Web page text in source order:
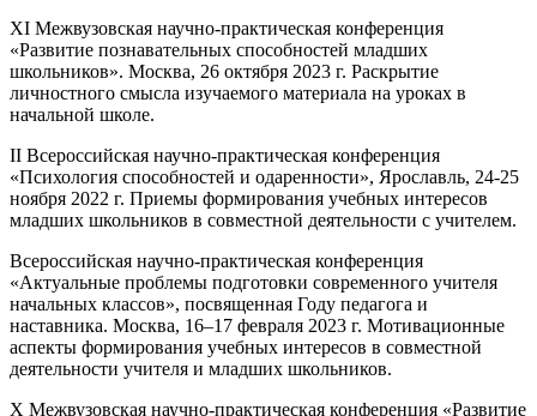
XI Межвузовская научно-практическая конференция
«Развитие познавательных способностей младших
школьников». Москва, 26 октября 2023 г. Раскрытие
личностного смысла изучаемого материала на уроках в
начальной школе.
II Всероссийская научно-практическая конференция
«Психология способностей и одаренности», Ярославль, 24-25
ноября 2022 г. Приемы формирования учебных интересов
младших школьников в совместной деятельности с учителем.
Всероссийская научно-практическая конференция
«Актуальные проблемы подготовки современного учителя
начальных классов», посвященная Году педагога и
наставника. Москва, 16–17 февраля 2023 г. Мотивационные
аспекты формирования учебных интересов в совместной
деятельности учителя и младших школьников.
X Межвузовская научно-практическая конференция «Развитие